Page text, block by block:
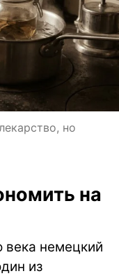
но
на
века немецкий
из